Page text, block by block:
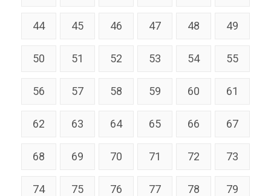
44 45 46 47 48 49
50 51 52 53 54 55
56 57 58 59 60 61
62 63 64 65 66 67
68 69 70 71 72 73
74 75 76 77 78 79